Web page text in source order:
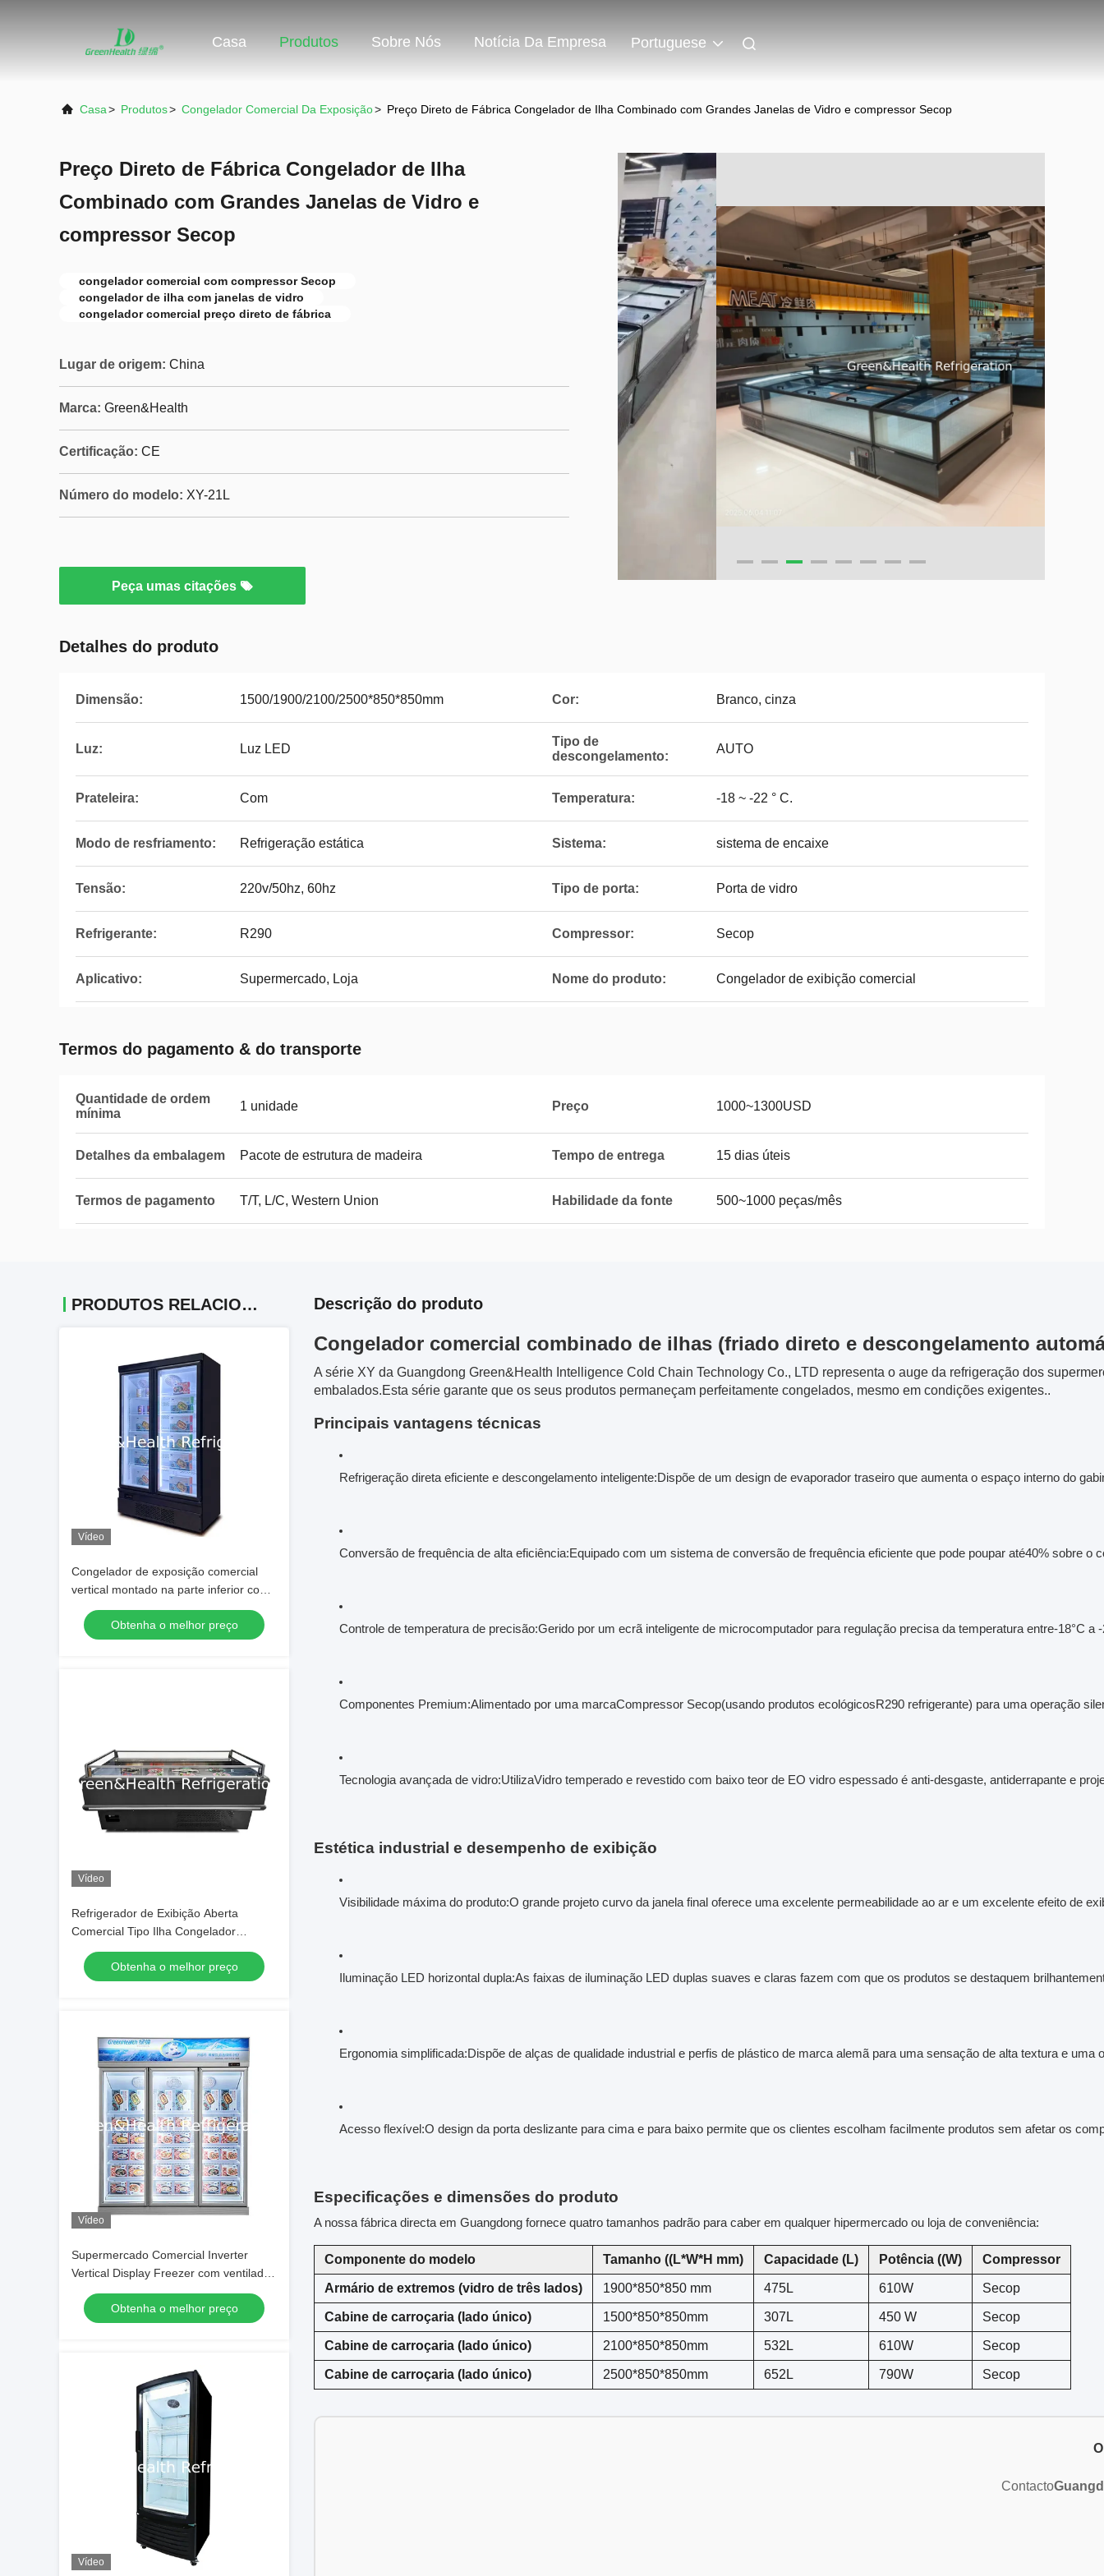
Casa Produtos Sobre Nós Notícia Da Empresa Portuguese
Casa> Produtos> Congelador Comercial Da Exposição> Preço Direto de Fábrica Congelador de Ilha Combinado com Grandes Janelas de Vidro e compressor Secop
Preço Direto de Fábrica Congelador de Ilha
Combinado com Grandes Janelas de Vidro e
compressor Secop
congelador comercial com compressor Secop
congelador de ilha com janelas de vidro
congelador comercial preço direto de fábrica
Lugar de origem: China
Marca: Green&Health
Certificação: CE
Número do modelo: XY-21L
Peça umas citações
Detalhes do produto
Dimensão: 1500/1900/2100/2500*850*850mm Cor: Branco, cinza
Luz: Luz LED
Tipo de
descongelamento:
AUTO
Prateleira: Com Temperatura: -18 ~ -22 ° C.
Modo de resfriamento: Refrigeração estática Sistema: sistema de encaixe
Tensão: 220v/50hz, 60hz Tipo de porta: Porta de vidro
Refrigerante: R290 Compressor: Secop
Aplicativo: Supermercado, Loja Nome do produto: Congelador de exibição comercial
Termos do pagamento & do transporte
Quantidade de ordem
mínima
1 unidade Preço 1000~1300USD
Detalhes da embalagem Pacote de estrutura de madeira Tempo de entrega 15 dias úteis
Termos de pagamento T/T, L/C, Western Union Habilidade da fonte 500~1000 peças/mês
PRODUTOS RELACIONADOS
Vídeo
Congelador de exposição comercial
vertical montado na parte inferior com
2 portas de vidro e descongelamento
automático e exterior em aço
inoxidável
Obtenha o melhor preço
Vídeo
Refrigerador de Exibição Aberta
Comercial Tipo Ilha Congelador
2000x1130x900mm 2-10°C/-15~-18°C
900/1350W para Alimentos
Congelados
Obtenha o melhor preço
Vídeo
Supermercado Comercial Inverter
Vertical Display Freezer com ventilador
de refrigeração e descongelamento
automáticoObtenha o melhor preço
Vídeo
Descrição do produto
Congelador comercial combinado de ilhas (friado direto e descongelamento
A série XY da Guangdong Green&Health Intelligence Cold Chain Technology Co., LTD representa o auge da refrigeração dos
embalados.Esta série garante que os seus produtos permaneçam perfeitamente congelados, mesmo em condições exigentes..
Principais vantagens técnicas
Refrigeração direta eficiente e descongelamento inteligente:Dispõe de um design de evaporador traseiro que aumenta o espaço interno do
Conversão de frequência de alta eficiência:Equipado com um sistema de conversão de frequência eficiente que pode poupar até40% sobre o
Controle de temperatura de precisão:Gerido por um ecrã inteligente de microcomputador para regulação precisa da temperatura entre-18°C a
Componentes Premium:Alimentado por uma marcaCompressor Secop(usando produtos ecológicosR290 refrigerante) para uma operação
Tecnologia avançada de vidro:UtilizaVidro temperado e revestido com baixo teor de EO vidro espessado é anti-desgaste, antiderrapante e
Estética industrial e desempenho de exibição
Visibilidade máxima do produto:O grande projeto curvo da janela final oferece uma excelente permeabilidade ao ar e um excelente efeito de
Iluminação LED horizontal dupla:As faixas de iluminação LED duplas suaves e claras fazem com que os produtos se destaquem
Ergonomia simplificada:Dispõe de alças de qualidade industrial e perfis de plástico de marca alemã para uma sensação de alta textura e uma
Acesso flexível:O design da porta deslizante para cima e para baixo permite que os clientes escolham facilmente produtos sem afetar os
Especificações e dimensões do produto
A nossa fábrica directa em Guangdong fornece quatro tamanhos padrão para caber em qualquer hipermercado ou loja de conveniência:
Componente do modelo Tamanho ((L*W*H mm) Capacidade (L) Potência ((W) Compressor
Armário de extremos (vidro de três lados) 1900*850*850 mm 475L 610W Secop
Cabine de carroçaria (lado único) 1500*850*850mm 307L 450 W Secop
Cabine de carroçaria (lado único) 2100*850*850mm 532L 610W Secop
Cabine de carroçaria (lado único) 2500*850*850mm 652L 790W Secop
Contacto